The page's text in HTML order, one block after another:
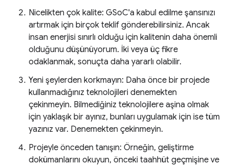
Nicelikten çok kalite: GSoC'a kabul edilme şansınızı
artırmak için birçok teklif gönderebilirsiniz. Ancak
insan enerjisi sınırlı olduğu için kalitenin daha önemli
olduğunu düşünüyorum. İki veya üç fikre
odaklanmak, sonuçta daha yararlı olabilir.
Yeni şeylerden korkmayın: Daha önce bir projede
kullanmadığınız teknolojileri denemekten
çekinmeyin. Bilmediğiniz teknolojilere aşina olmak
için yaklaşık bir ayınız, bunları uygulamak için ise tüm
yazınız var. Denemekten çekinmeyin.
Projeyle önceden tanışın: Örneğin, geliştirme
dokümanlarını okuyun, önceki taahhüt geçmişine ve